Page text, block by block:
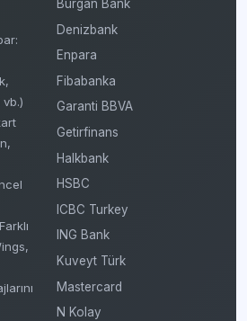
vb.)
Burgan Bank
Denizbank
Enpara
Fibabanka
Garanti BBVA
Getirfinans
Halkbank
HSBC
ICBC Turkey
ING Bank
Kuveyt Türk
Mastercard
N Kolay